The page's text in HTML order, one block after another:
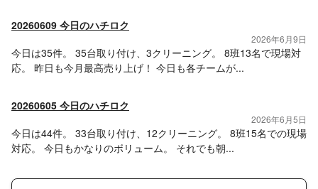
20260609 今日のハチロク
2026年6月9日
今日は35件。 35台取り付け、3クリーニング。 8班13名で現場対
応。 昨日も今月最高売り上げ！ 今日も各チームが...
20260605 今日のハチロク
2026年6月5日
今日は44件。 33台取り付け、12クリーニング。 8班15名での現場
対応。 今日もかなりのボリューム。 それでも朝...